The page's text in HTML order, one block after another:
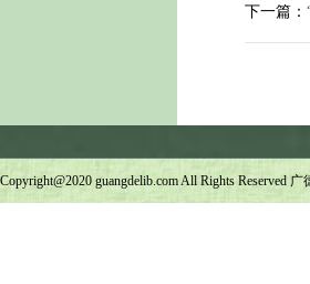
下一篇：
Copyright@2020 guangdelib.com All Rights Reserved